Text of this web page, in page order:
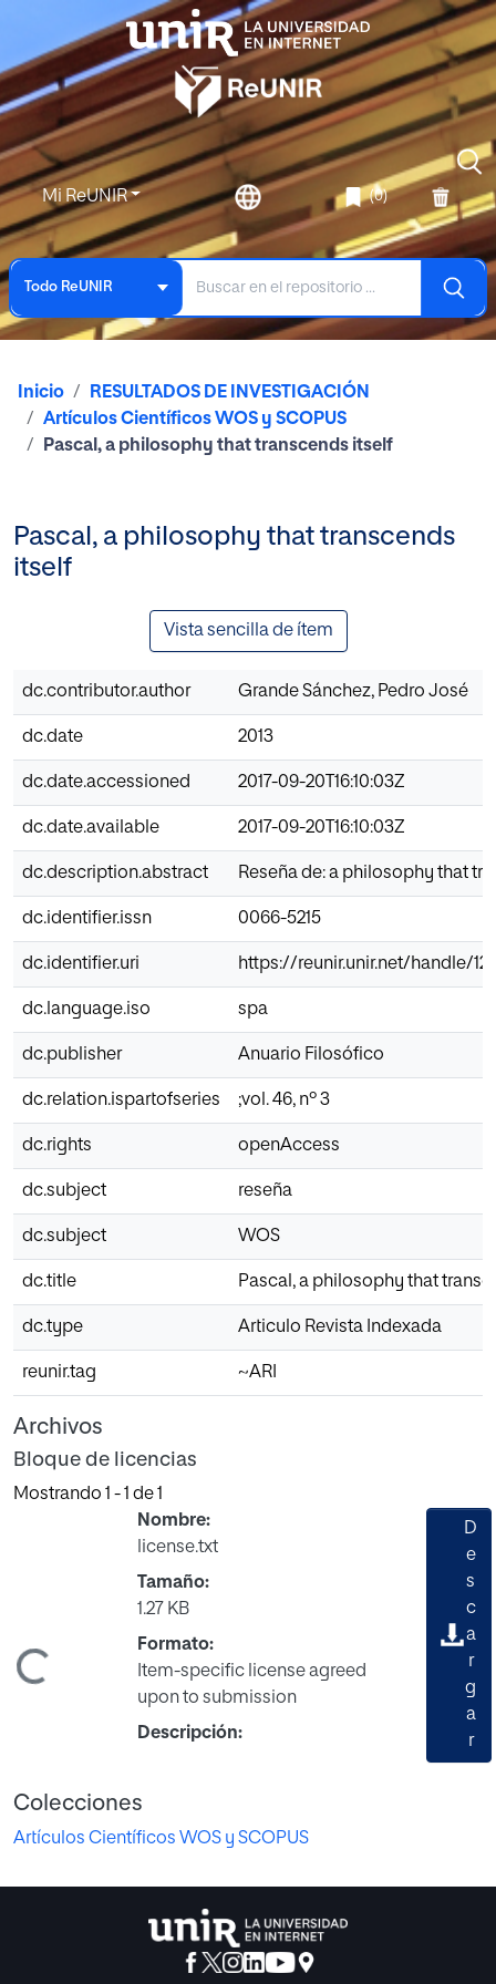
Mi ReUNIR (0)
Todo ReUNIR
Inicio
RESULTADOS DE INVESTIGACIÓN
Artículos Científicos WOS y SCOPUS
Pascal, a philosophy that transcends itself
Pascal, a philosophy that transcends
itself
Vista sencilla de ítem
dc.contributor.author Grande Sánchez, Pedro José
dc.date 2013
dc.date.accessioned 2017-09-20T16:10:03Z
dc.date.available 2017-09-20T16:10:03Z
dc.description.abstract Reseña de: a philosophy that
dc.identifier.issn 0066-5215
dc.identifier.uri https://reunir.unir.net/handle/
dc.language.iso spa
dc.publisher Anuario Filosófico
dc.relation.ispartofseries ;vol. 46, nº 3
dc.rights openAccess
dc.subject reseña
dc.subject WOS
dc.title Pascal, a philosophy that
dc.type Articulo Revista Indexada
reunir.tag ~ARI
Archivos
Bloque de licencias
Mostrando 1 - 1 de 1
Nombre:
license.txt
Tamaño:
1.27 KB
Formato:
Item-specific license agreed
upon to submission
Descripción:
D
e
s
c
a
r
g
a
r
Colecciones
Artículos Científicos WOS y SCOPUS